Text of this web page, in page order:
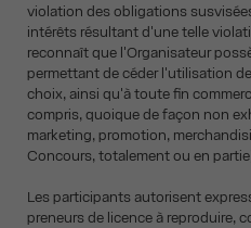
violation des obligations
intérêts résultant d'une telle
reconnaît que l'Organisateur
permettant de céder l'utilisation
choix, ainsi qu'à toute fin
compris, quoique de façon non
marketing, promotion,
Concours, totalement ou en
Les participants autorisent
preneurs de licence à reproduire,